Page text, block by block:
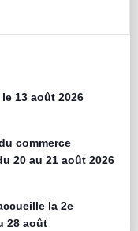
13 août 2026
commerce
20 au 21 août 2026
la 2e
28 août